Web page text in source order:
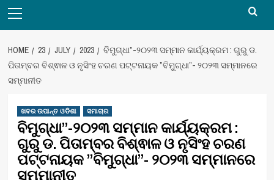
Menu
HOME 23 JULY 2023
ବିମୁଗ୍ଧା”-୨୦୨୩ ସମ୍ମାନ କାର୍ଯ୍ୟକ୍ରମ : ଗୁରୁ ଡ.
ପିତାମ୍ବର ବିଶ୍ଵାଳ ଓ ନୃସିଂହ ଚରଣ ପଟ୍ଟନାୟକ ”ବିମୁଗ୍ଧା”- ୨୦୨୩ ସମ୍ମାନରେ
ସମ୍ମାନୀତ
ଖବର ଉପାନ୍ତ ଓଡିଶା ସମାଚାର
ବିମୁଗ୍ଧା”-୨୦୨୩ ସମ୍ମାନ କାର୍ଯ୍ୟକ୍ରମ :
ଗୁରୁ ଡ. ପିତାମ୍ବର ବିଶ୍ଵାଳ ଓ ନୃସିଂହ ଚରଣ
ପଟ୍ଟନାୟକ ”ବିମୁଗ୍ଧା”- ୨୦୨୩ ସମ୍ମାନରେ
ସମ୍ମାନୀତ